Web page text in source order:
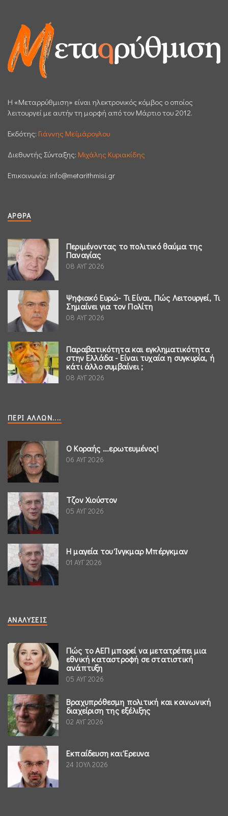
H «Μεταρρύθμιση» είναι ηλεκτρονικός κόμβος ο οποίος
λειτουργεί με αυτήν τη μορφή από τον Μάρτιο του 2012.
Εκδότης: Γιάννης Μεϊμάρογλου
Διεθυντής Σύνταξης: Μιχάλης Κυριακίδης
Επικοινωνία: info@metarithmisi.gr
ΆΡΘΡΑ
Περιμένοντας το πολιτικό θαύμα της
Παναγίας
08 ΑΥΓ 2026
Ψηφιακό Ευρώ- Τι Είναι, Πώς Λειτουργεί, Τι
Σημαίνει για τον Πολίτη
08 ΑΥΓ 2026
Παραβατικότητα και εγκληματικότητα
στην Ελλάδα - Είναι τυχαία η συγκυρία, ή
κάτι άλλο συμβαίνει ;
08 ΑΥΓ 2026
ΠΕΡΊ ΆΛΛΩΝ....
Ο Κοραής ...ερωτευμένος!
06 ΑΥΓ 2026
Τζον Χιούστον
05 ΑΥΓ 2026
Η μαγεία του Ίνγκμαρ Μπέργκμαν
01 ΑΥΓ 2026
ΑΝΑΛΎΣΕΙΣ
Πώς το ΑΕΠ μπορεί να μετατρέπει μια
εθνική καταστροφή σε στατιστική
ανάπτυξη
05 ΑΥΓ 2026
Βραχυπρόθεσμη πολιτική και κοινωνική
διαχείριση της εξέλιξης
02 ΑΥΓ 2026
Εκπαίδευση και Έρευνα
24 ΙΟΥΛ 2026